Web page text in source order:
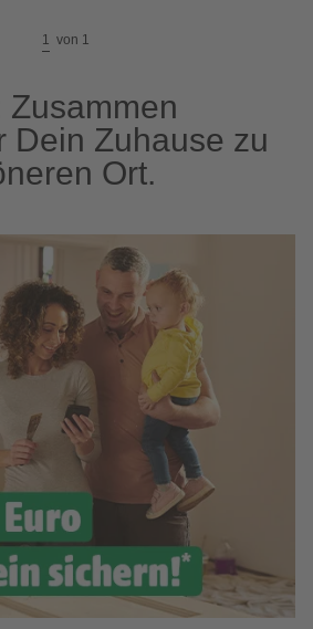
1 von 1
Zusammen
Dein Zuhause zu
Ort.